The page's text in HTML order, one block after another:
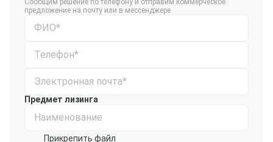
Сообщим решение по телефону и отправим коммерческое
предложение на почту или в мессенджере
ФИО*
Телефон*
Электронная почта*
Предмет лизинга
Наименование
Прикрепить файл